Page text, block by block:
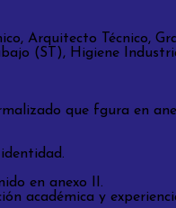
Arquitecto Técnico,
(ST), Higiene
que fgura en
en anexo II.
académica y